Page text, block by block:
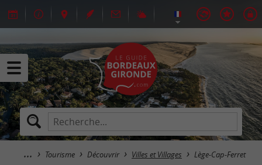
Tourisme Découvrir Villes et Villages Lège-Cap-Ferret